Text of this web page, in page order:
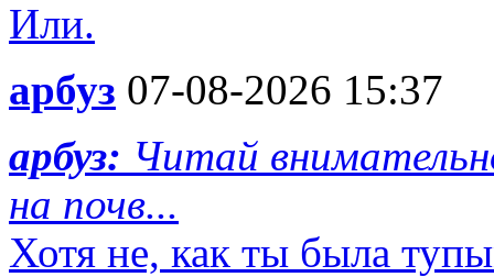
Или.
арбуз 07-08-2026 15:37
арбуз: Читай
на почв...
Хотя не, как ты была